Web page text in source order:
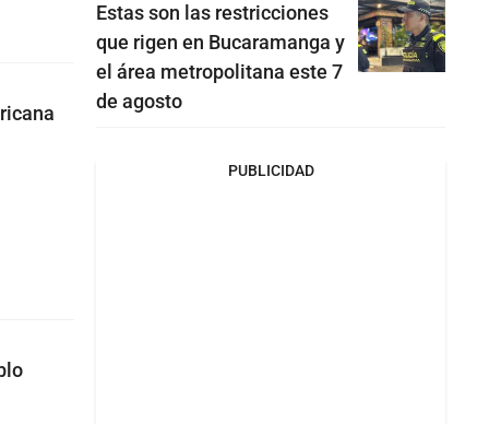
Estas son las restricciones
que rigen en Bucaramanga y
el área metropolitana este 7
de agosto
PUBLICIDAD